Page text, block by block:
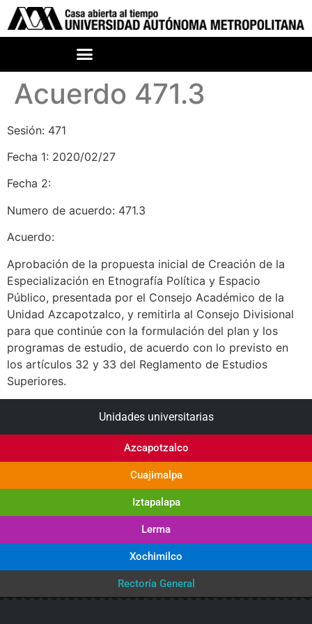
Acuerdo 471.3
Sesión: 471
Fecha 1: 2020/02/27
Fecha 2:
Numero de acuerdo: 471.3
Acuerdo:
Aprobación de la propuesta inicial de Creación de la
Especialización en Etnografía Política y Espacio
Público, presentada por el Consejo Académico de la
Unidad Azcapotzalco, y remitirla al Consejo Divisional
para que continúe con la formulación del plan y los
programas de estudio, de acuerdo con lo previsto en
los artículos 32 y 33 del Reglamento de Estudios
Superiores.
Unidades universitarias
Azcapotzalco
Cuajimalpa
Iztapalapa
Lerma
Xochimilco
Rectoría General